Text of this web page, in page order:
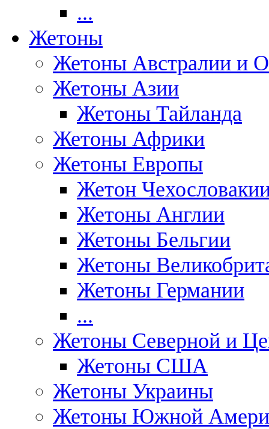
...
Жетоны
Жетоны Австралии и
Жетоны Азии
Жетоны Тайланда
Жетоны Африки
Жетоны Европы
Жетон
Жетоны Англии
Жетоны Бельгии
Жетоны
Жетоны Германии
...
Жетоны Северной и
Жетоны США
Жетоны Украины
Жетоны Южной